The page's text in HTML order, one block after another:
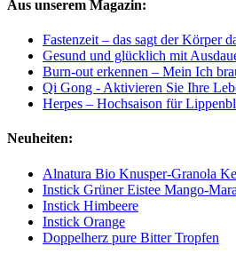
Aus unserem Magazin:
Fastenzeit – das sagt der Körper
Gesund und glücklich mit
Burn-out erkennen – Mein Ich
Qi Gong - Aktivieren Sie Ihre
Herpes – Hochsaison für
Neuheiten:
Alnatura Bio Knusper-Granola
Instick Grüner Eistee Mango-
Instick Himbeere
Instick Orange
Doppelherz pure Bitter Tropfen